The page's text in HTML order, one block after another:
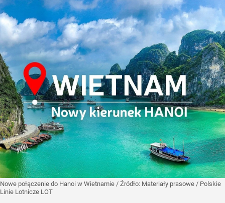
Nowe połączenie do Hanoi w Wietnamie / Źródło: Materiały prasowe / Polskie
Linie Lotnicze LOT